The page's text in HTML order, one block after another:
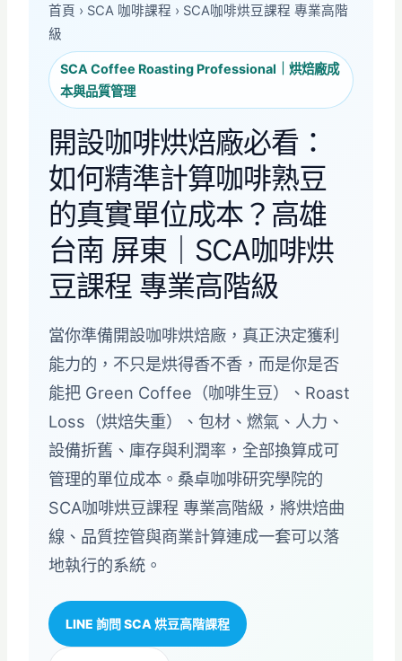
首頁 › SCA 咖啡課程 › SCA咖啡烘豆課程 專業高階
級
SCA Coffee Roasting Professional｜烘焙廠成
本與品質管理
開設咖啡烘焙廠必看：
如何精準計算咖啡熟豆
的真實單位成本？高雄
台南 屏東｜SCA咖啡烘
豆課程 專業高階級
當你準備開設咖啡烘焙廠，真正決定獲利
能力的，不只是烘得香不香，而是你是否
能把 Green Coffee（咖啡生豆）、Roast
Loss（烘焙失重）、包材、燃氣、人力、
設備折舊、庫存與利潤率，全部換算成可
管理的單位成本。桑卓咖啡研究學院的
SCA咖啡烘豆課程 專業高階級，將烘焙曲
線、品質控管與商業計算連成一套可以落
地執行的系統。
LINE 詢問 SCA 烘豆高階課程